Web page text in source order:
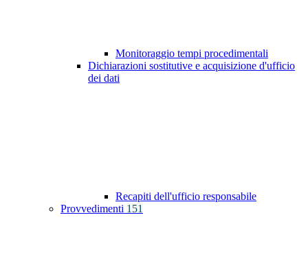
Monitoraggio tempi procedimentali
Dichiarazioni sostitutive e acquisizione d'ufficio
dei dati
Recapiti dell'ufficio responsabile
Provvedimenti 151